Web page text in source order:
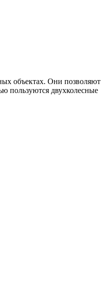
объектах. Они позволяют
пользуются двухколесные